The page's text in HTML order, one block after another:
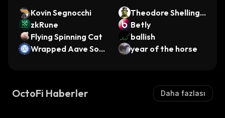
Kovin Segnocchi
Theodore Shellingt
on
zkRune
Betly
Flying Spinning Cat
ballish
Wrapped Aave Soni
year of the horse
OctoFi Haberler Daha fazlası